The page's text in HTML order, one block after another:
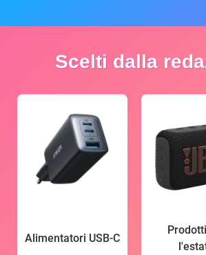
Scelti dalla
Alimentatori USB-C